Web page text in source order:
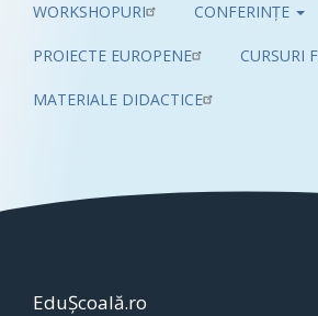
WORKSHOPURI CONFERINȚE
PROIECTE EUROPENE CURSURI
MATERIALE DIDACTICE
EduȘcoală.ro